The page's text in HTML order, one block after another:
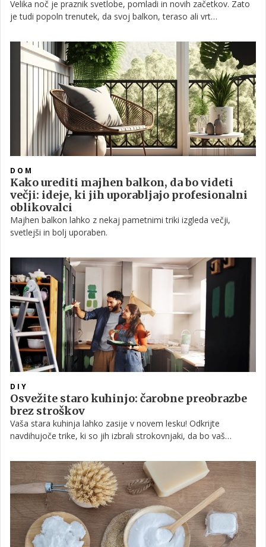
Velika noč je praznik svetlobe, pomladi in novih začetkov. Zato
je tudi popoln trenutek, da svoj balkon, teraso ali vrt
DOM
Kako urediti majhen balkon, da bo videti
večji: ideje, ki jih uporabljajo profesionalni
oblikovalci
Majhen balkon lahko z nekaj pametnimi triki izgleda večji,
svetlejši in bolj uporaben.
DIY
Osvežite staro kuhinjo: čarobne preobrazbe
brez stroškov
Vaša stara kuhinja lahko zasije v novem lesku! Odkrijte
navdihujoče trike, ki so jih izbrali strokovnjaki, da bo vaš
postal udoben, stilsko dovršen in predvsem po vašem okusu.